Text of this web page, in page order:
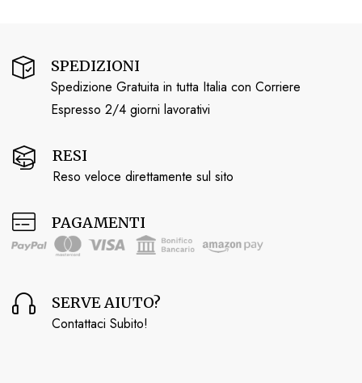
SPEDIZIONI
Spedizione Gratuita in tutta Italia con Corriere
Espresso 2/4 giorni lavorativi
RESI
Reso veloce direttamente sul sito
PAGAMENTI
SERVE AIUTO?
Contattaci Subito!